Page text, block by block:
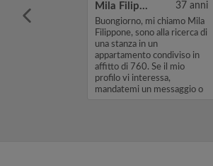
stanza
Mila Filippone 37 anni
Buongiorno, mi chiamo Mila
Filippone, sono alla ricerca di
una stanza in un
appartamento condiviso in
affitto di 760. Se il mio
profilo vi interessa,
mandatemi un messaggio o